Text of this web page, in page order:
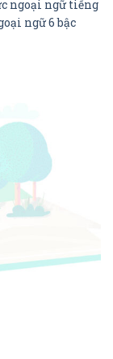
ngoại ngữ tiếng
ngữ 6 bậc